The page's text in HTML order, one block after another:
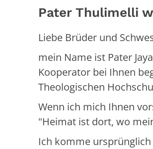
Pater Thulimelli
Liebe Brüder und
mein Name ist Pater
Kooperator bei Ihnen
Theologischen
Wenn ich mich Ihnen
"Heimat ist dort, wo
Ich komme